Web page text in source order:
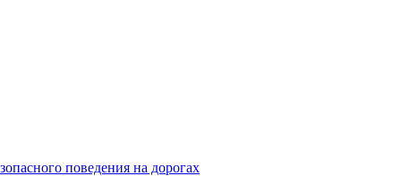
поведения на дорогах